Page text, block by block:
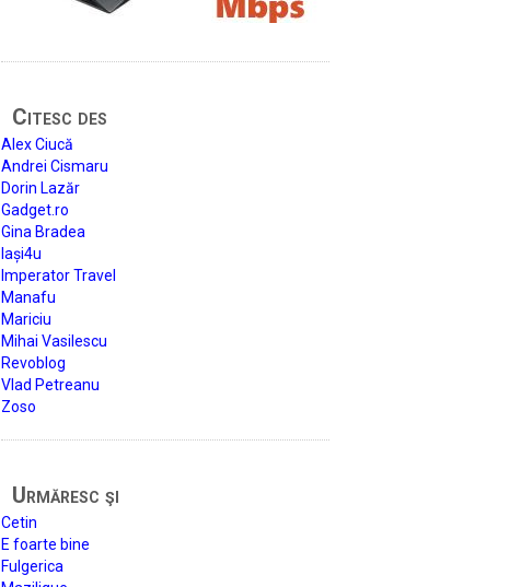
Citesc des
Alex Ciucă
Andrei Cismaru
Dorin Lazăr
Gadget.ro
Gina Bradea
Iași4u
Imperator Travel
Manafu
Mariciu
Mihai Vasilescu
Revoblog
Vlad Petreanu
Zoso
Urmăresc şi
Cetin
E foarte bine
Fulgerica